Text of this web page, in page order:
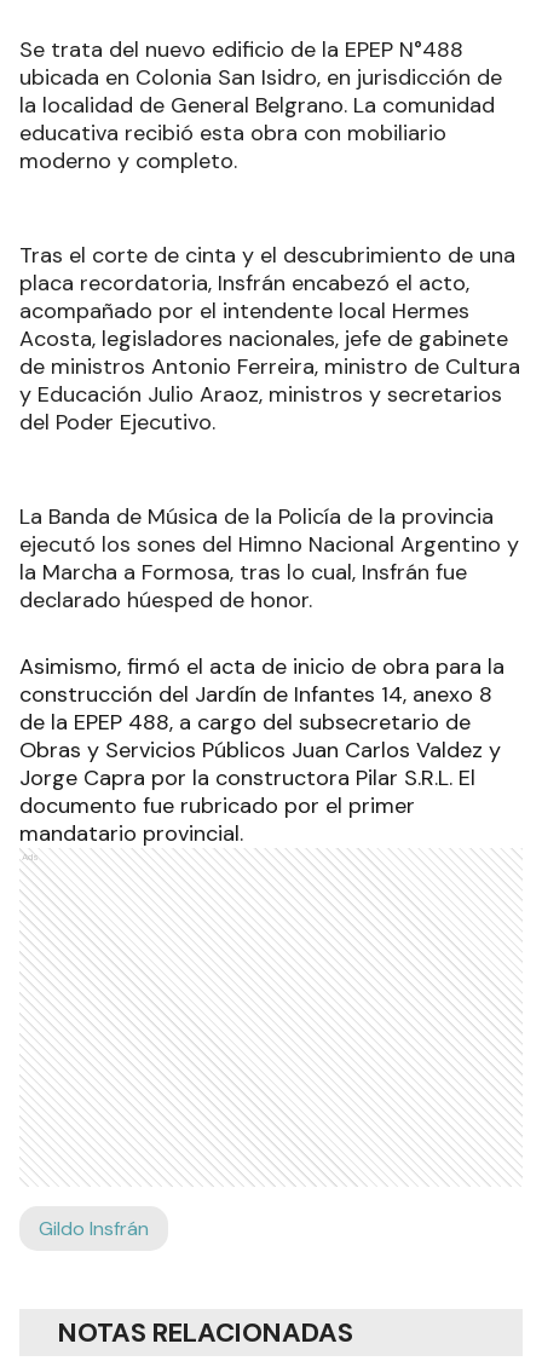
Se trata del nuevo edificio de la EPEP N°488
ubicada en Colonia San Isidro, en jurisdicción de
la localidad de General Belgrano. La comunidad
educativa recibió esta obra con mobiliario
moderno y completo.
Tras el corte de cinta y el descubrimiento de una
placa recordatoria, Insfrán encabezó el acto,
acompañado por el intendente local Hermes
Acosta, legisladores nacionales, jefe de gabinete
de ministros Antonio Ferreira, ministro de Cultura
y Educación Julio Araoz, ministros y secretarios
del Poder Ejecutivo.
La Banda de Música de la Policía de la provincia
ejecutó los sones del Himno Nacional Argentino y
la Marcha a Formosa, tras lo cual, Insfrán fue
declarado húesped de honor.
Asimismo, firmó el acta de inicio de obra para la
construcción del Jardín de Infantes 14, anexo 8
de la EPEP 488, a cargo del subsecretario de
Obras y Servicios Públicos Juan Carlos Valdez y
Jorge Capra por la constructora Pilar S.R.L. El
documento fue rubricado por el primer
mandatario provincial.
Ads
Gildo Insfrán
NOTAS RELACIONADAS